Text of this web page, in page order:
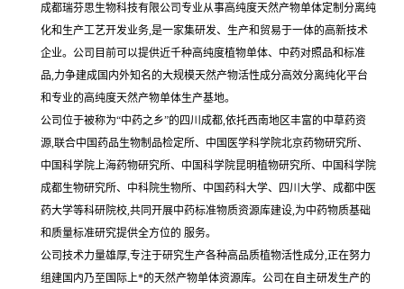
成都瑞芬思生物科技有限公司专业从事高纯度天然产物单体定制分离纯
化和生产工艺开发业务,是一家集研发、生产和贸易于一体的高新技术
企业。公司目前可以提供近千种高纯度植物单体、中药对照品和标准
品,力争建成国内外知名的大规模天然产物活性成分高效分离纯化平台
和专业的高纯度天然产物单体生产基地。
公司位于被称为“中药之乡”的四川成都,依托西南地区丰富的中草药资
源,联合中国药品生物制品检定所、中国医学科学院北京药物研究所、
中国科学院上海药物研究所、中国科学院昆明植物研究所、中国科学院
成都生物研究所、中科院生物所、中国药科大学、四川大学、成都中医
药大学等科研院校,共同开展中药标准物质资源库建设,为中药物质基础
和质量标准研究提供全方位的 服务。
公司技术力量雄厚,专注于研究生产各种高品质植物活性成分,正在努力
组建国内乃至国际上*的天然产物单体资源库。公司在自主研发生产的